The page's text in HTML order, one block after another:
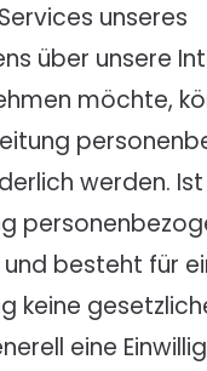
unseres
über unsere
möchte,
werden.
besteht für
keine
eine